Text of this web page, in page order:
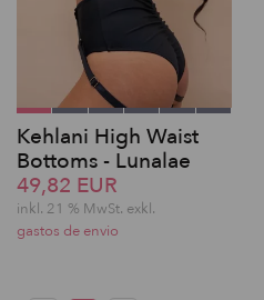
Kehlani High Waist
Bottoms - Lunalae
49,82 EUR
inkl. 21 % MwSt. exkl.
gastos de envio